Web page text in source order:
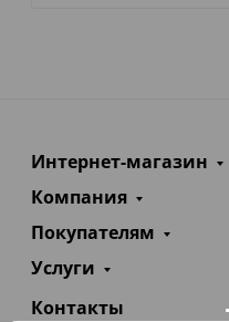
Интернет-магазин
Компания
Покупателям
Услуги
Контакты